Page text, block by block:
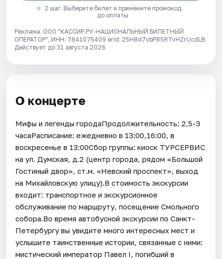
2 шаг. Выберите билет и примените промокод
до оплаты
Реклама. ООО "КАССИР.РУ-НАЦИОНАЛЬНЫЙ БИЛЕТНЫЙ
ОПЕРАТОР", ИНН: 7841075409 erid: 25H8d7vbP8SRTvHZrUcdLB.
Действует до 31 августа 2026
О концерте
Мифы и легенды городаПродолжительность: 2,5-3
часаРасписание: ежедневно в 13:00,16:00, в
воскресенье в 13:00Сбор группы: киоск ТУРСЕРВИС
на ул. Думская, д.2 (центр города, рядом «Большой
Гостиный двор», ст.м. «Невский проспект», выход
на Михайловскую улицу).В стоимость экскурсии
входит: транспортное и экскурсионное
обслуживание по маршруту, посещение Смольного
собора.Во время автобусной экскурсии по Санкт-
Петербургу вы увидите много интересных мест и
услышите таинственные истории, связанные с ними:
мистический император Павел I, погибший в